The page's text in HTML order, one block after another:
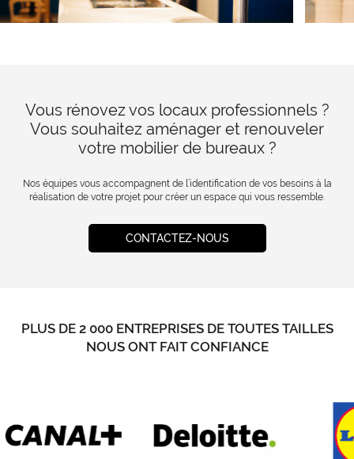
Vous rénovez vos locaux professionnels ?
Vous souhaitez aménager et renouveler
votre mobilier de bureaux ?
Nos équipes vous accompagnent de l’identification de vos besoins à la
réalisation de votre projet pour créer un espace qui vous ressemble.
CONTACTEZ-NOUS
PLUS DE 2 000 ENTREPRISES DE TOUTES TAILLES
NOUS ONT FAIT CONFIANCE